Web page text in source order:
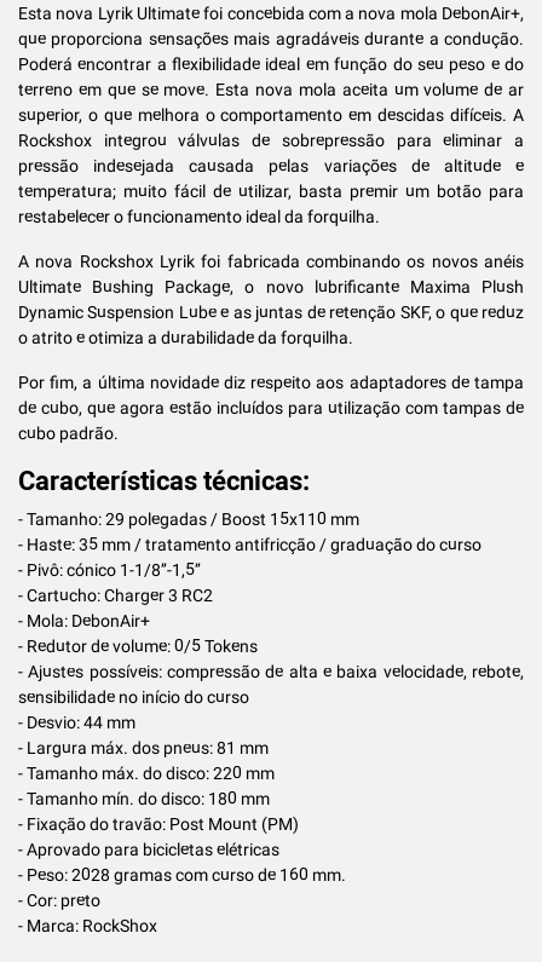
Esta nova Lyrik Ultimate foi concebida com a nova mola DebonAir+,
que proporciona sensações mais agradáveis durante a condução.
Poderá encontrar a flexibilidade ideal em função do seu peso e do
terreno em que se move. Esta nova mola aceita um volume de ar
superior, o que melhora o comportamento em descidas difíceis. A
Rockshox integrou válvulas de sobrepressão para eliminar a
pressão indesejada causada pelas variações de altitude e
temperatura; muito fácil de utilizar, basta premir um botão para
restabelecer o funcionamento ideal da forquilha.
A nova Rockshox Lyrik foi fabricada combinando os novos anéis
Ultimate Bushing Package, o novo lubrificante Maxima Plush
Dynamic Suspension Lube e as juntas de retenção SKF, o que reduz
o atrito e otimiza a durabilidade da forquilha.
Por fim, a última novidade diz respeito aos adaptadores de tampa
de cubo, que agora estão incluídos para utilização com tampas de
cubo padrão.
Características técnicas:
- Tamanho: 29 polegadas / Boost 15x110 mm
- Haste: 35 mm / tratamento antifricção / graduação do curso
- Pivô: cónico 1-1/8’’-1,5’’
- Cartucho: Charger 3 RC2
- Mola: DebonAir+
- Redutor de volume: 0/5 Tokens
- Ajustes possíveis: compressão de alta e baixa velocidade, rebote,
sensibilidade no início do curso
- Desvio: 44 mm
- Largura máx. dos pneus: 81 mm
- Tamanho máx. do disco: 220 mm
- Tamanho mín. do disco: 180 mm
- Fixação do travão: Post Mount (PM)
- Aprovado para bicicletas elétricas
- Peso: 2028 gramas com curso de 160 mm.
- Cor: preto
- Marca: RockShox